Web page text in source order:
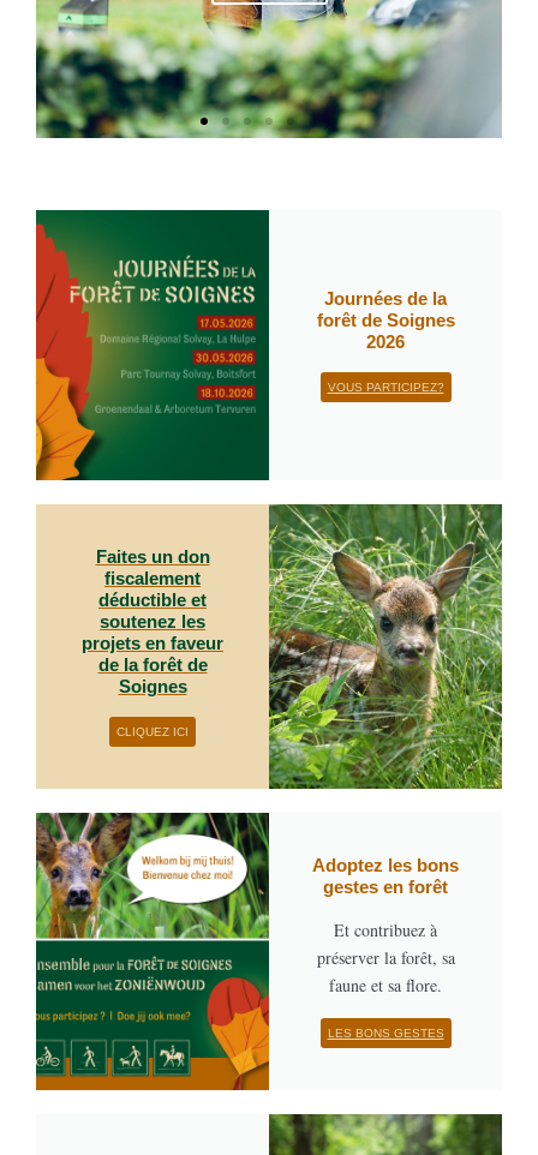
Journées de la
forêt de Soignes
2026
VOUS PARTICIPEZ?
Faites un don
fiscalement
déductible et
soutenez les
projets en faveur
de la forêt de
Soignes
CLIQUEZ ICI
Adoptez les bons
gestes en forêt
Et contribuez à
préserver la forêt, sa
faune et sa flore.
LES BONS GESTES